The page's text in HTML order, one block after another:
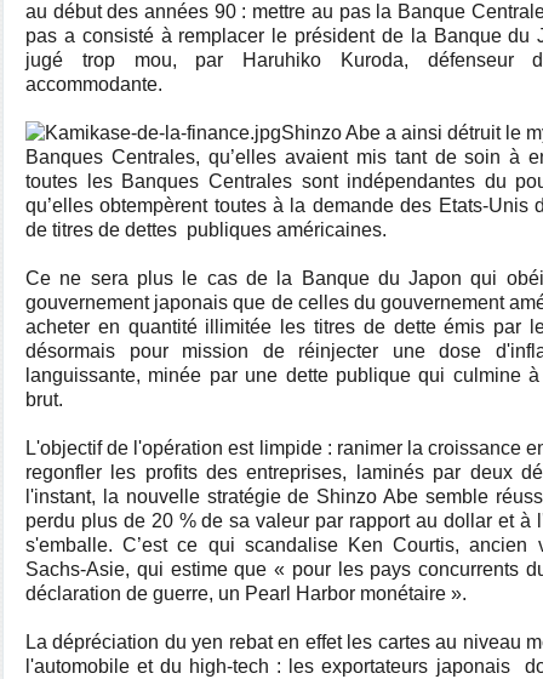
au début des années 90 : mettre au pas la Banque
pas a consisté à remplacer le président de la Banque du
jugé trop mou, par Haruhiko Kuroda, défenseur
accommodante.
Shinzo Abe a ainsi détruit le
Banques Centrales, qu’elles avaient mis tant de soin à
toutes les Banques Centrales sont indépendantes du
qu’elles obtempèrent toutes à la demande des Etats-Unis
de titres de dettes publiques américaines.
Ce ne sera plus le cas de la Banque du Japon qui
gouvernement japonais que de celles du gouvernement
acheter en quantité illimitée les titres de dette émis par
désormais pour mission de réinjecter une dose
languissante, minée par une dette publique qui culmine
brut.
L'objectif de l'opération est limpide : ranimer la croissance
regonfler les profits des entreprises, laminés par deux
l'instant, la nouvelle stratégie de Shinzo Abe semble
perdu plus de 20 % de sa valeur par rapport au dollar et à
s'emballe. C’est ce qui scandalise Ken Courtis, ancien
Sachs-Asie, qui estime que « pour les pays concurrents
déclaration de guerre, un Pearl Harbor monétaire ».
La dépréciation du yen rebat en effet les cartes au niveau
l'automobile et du high-tech : les exportateurs japonais